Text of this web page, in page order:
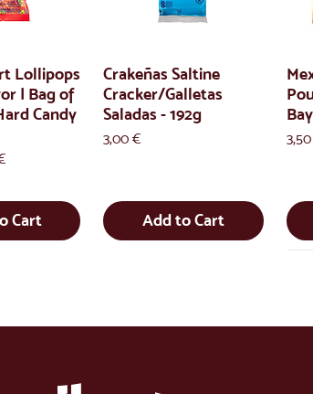
Lollipops
| Bag of
Candy
Cart
Crakeñas Saltine
Cracker/Galletas
Saladas - 192g
Price
3,00 €
Add to Cart
Price